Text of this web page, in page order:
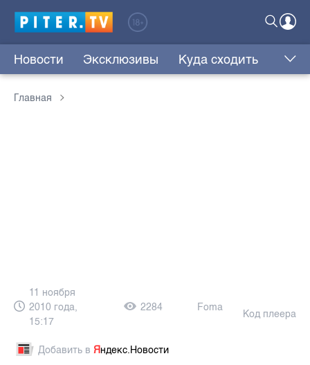
Новости Эксклюзивы Куда сходить
Главная
11 ноября
2010 года,
15:17
2284 Foma
Код плеера
Добавить в Яндекс.Новости